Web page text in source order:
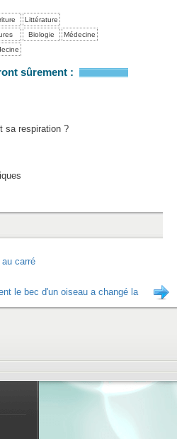
Littérature
Biologie
Médecine
sûrement :
sa respiration ?
carré
le bec d'un oiseau a changé la